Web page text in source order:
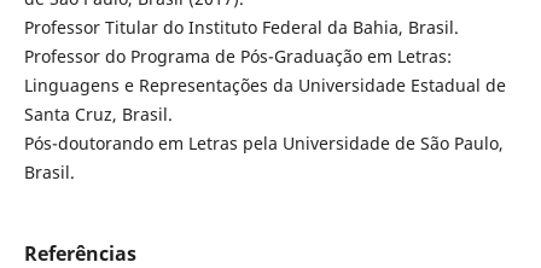
Professor Titular do Instituto Federal da Bahia, Brasil.
Professor do Programa de Pós-Graduação em Letras:
Linguagens e Representações da Universidade Estadual de
Santa Cruz, Brasil.
Pós-doutorando em Letras pela Universidade de São Paulo,
Brasil.
Referências